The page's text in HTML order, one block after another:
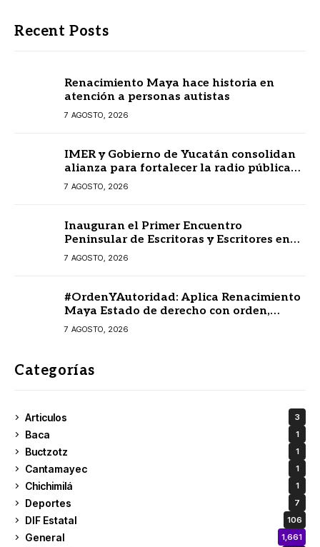
Recent Posts
Renacimiento Maya hace historia en
atención a personas autistas
7 AGOSTO, 2026
IMER y Gobierno de Yucatán consolidan
alianza para fortalecer la radio pública
en beneficio de la ciudadanía
7 AGOSTO, 2026
Inauguran el Primer Encuentro
Peninsular de Escritoras y Escritores en
Lengua Maya 2026
7 AGOSTO, 2026
#OrdenYAutoridad: Aplica Renacimiento
Maya Estado de derecho con orden,
coordinación y saldo blanco
7 AGOSTO, 2026
Categorías
Articulos 3
Baca 1
Buctzotz 1
Cantamayec 1
Chichimilá 1
Deportes 7
DIF Estatal 106
General 1,661